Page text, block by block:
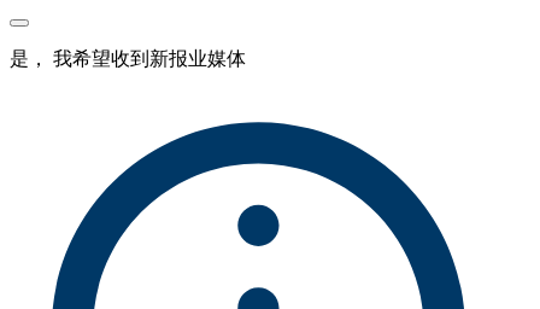
是， 我希望收到新报业媒体